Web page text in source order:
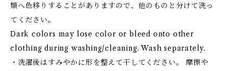
類へ色移りすることがありますので、他のものと分けて洗っ
てください。
Dark colors may lose color or bleed onto other
clothing during washing/cleaning. Wash separately.
・洗濯後はすみやかに形を整えて干してください。 摩擦や